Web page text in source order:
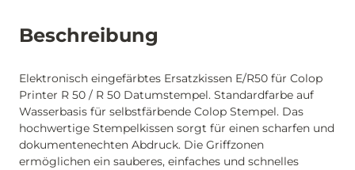
Beschreibung
Elektronisch eingefärbtes Ersatzkissen E/R50 für Colop
Printer R 50 / R 50 Datumstempel. Standardfarbe auf
Wasserbasis für selbstfärbende Colop Stempel. Das
hochwertige Stempelkissen sorgt für einen scharfen und
dokumentenechten Abdruck. Die Griffzonen
ermöglichen ein sauberes, einfaches und schnelles